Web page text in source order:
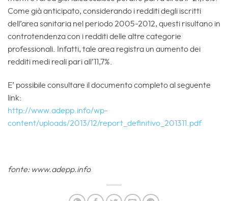
Come già anticipato, considerando i redditi degli iscritti
dell’area sanitaria nel periodo 2005-2012, questi risultano in
controtendenza con i redditi delle altre categorie
professionali. Infatti, tale area registra un aumento dei
redditi medi reali pari all’11,7%.
E’ possibile consultare il documento completo al seguente
link:
http://www.adepp.info/wp-
content/uploads/2013/12/report_definitivo_201311.pdf
fonte: www.adepp.info